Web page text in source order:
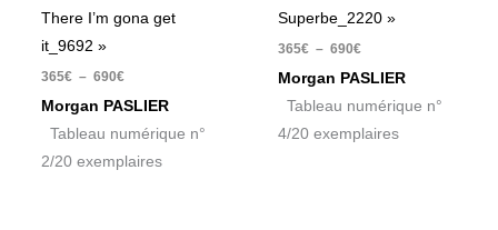
There I’m gona get
it_9692 »
365€ – 690€
Morgan PASLIER
Tableau numérique n°
2/20 exemplaires
Superbe_2220 »
365€ – 690€
Morgan PASLIER
Tableau numérique n°
4/20 exemplaires